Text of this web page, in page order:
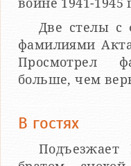
Две стелы
фамилиями
Просмотрел
больше, чем
В гостях
Подъезжает